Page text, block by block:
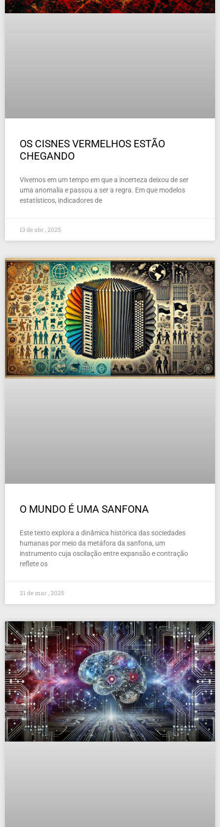
OS CISNES VERMELHOS ESTÃO
CHEGANDO
Vivemos em um tempo em que a incerteza deixou de ser
uma anomalia e passou a ser a regra. Em que modelos
estatísticos, indicadores de
13 de abr , 2025
O MUNDO É UMA SANFONA
Este texto explora a dinâmica histórica das sociedades
humanas por meio da metáfora da sanfona, um
instrumento cuja oscilação entre expansão e contração
reflete os
21 de mar , 2025